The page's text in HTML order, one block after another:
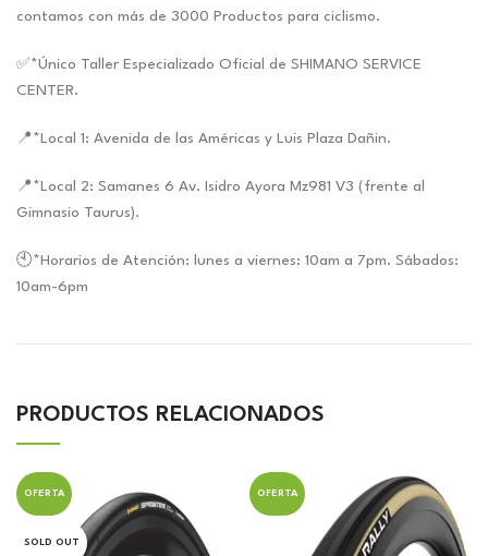
contamos con más de 3000 Productos para ciclismo.
✅*Único Taller Especializado Oficial de SHIMANO SERVICE
CENTER.
📍*Local 1: Avenida de las Américas y Luis Plaza Dañin.
📍*Local 2: Samanes 6 Av. Isidro Ayora Mz981 V3 (frente al
Gimnasio Taurus).
🕙*Horarios de Atención: lunes a viernes: 10am a 7pm. Sábados:
10am-6pm
PRODUCTOS RELACIONADOS
OFERTA
SOLD OUT
OFERTA